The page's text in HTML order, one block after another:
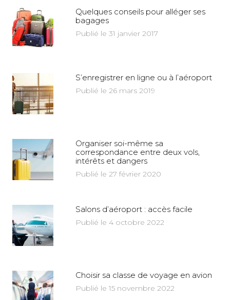
Quelques conseils pour alléger ses
bagages
Publié le 31 janvier 2017
S’enregistrer en ligne ou à l’aéroport
Publié le 26 mars 2019
Organiser soi-même sa
correspondance entre deux vols,
intérêts et dangers
Publié le 27 février 2020
Salons d’aéroport : accès facile
Publié le 4 octobre 2022
Choisir sa classe de voyage en avion
Publié le 15 novembre 2022